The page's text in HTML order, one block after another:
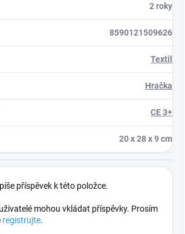
2 roky
8590121509626
Textil
Hračka
CE 3+
20 x 28 x 9 cm
příspěvek k této položce.
mohou vkládat příspěvky. Prosím
registrujte.